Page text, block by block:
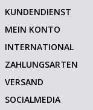
KUNDENDIENST
MEIN KONTO
INTERNATIONAL
ZAHLUNGSARTEN
VERSAND
SOCIALMEDIA